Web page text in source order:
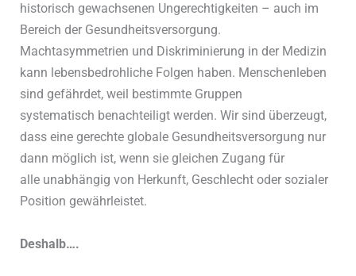
historisch gewachsenen Ungerechtigkeiten – auch im
Bereich der Gesundheitsversorgung.
Machtasymmetrien und Diskriminierung in der Medizin
kann lebensbedrohliche Folgen haben. Menschenleben
sind gefährdet, weil bestimmte Gruppen
systematisch benachteiligt werden. Wir sind überzeugt,
dass eine gerechte globale Gesundheitsversorgung nur
dann möglich ist, wenn sie gleichen Zugang für
alle unabhängig von Herkunft, Geschlecht oder sozialer
Position gewährleistet.
Deshalb….